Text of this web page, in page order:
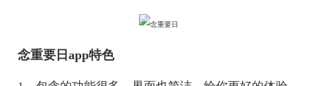
念重要日app特色